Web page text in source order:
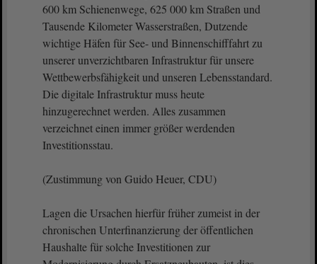
600 km Schienenwege, 625 000 km Straßen und
Tausende Kilometer Wasserstraßen, Dutzende
wichtige Häfen für See- und Binnenschifffahrt zu
unserer unverzichtbaren Infrastruktur für unsere
Wettbewerbsfähigkeit und unseren Lebensstandard.
Die digitale Infrastruktur muss heute
hinzugerechnet werden. Alles zusammen
verzeichnet einen immer größer werdenden
Investitionsstau.
(Zustimmung von Guido Heuer, CDU)
Lagen die Ursachen hierfür früher zumeist in der
chronischen Unterfinanzierung der öffentlichen
Haushalte für solche Investitionen zur